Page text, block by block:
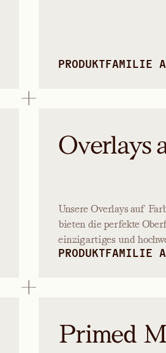
PRODUKTFAMILIE
Overlays
Unsere Overlays auf
bieten die perfekte
einzigartiges und
PRODUKTFAMILIE
Primed